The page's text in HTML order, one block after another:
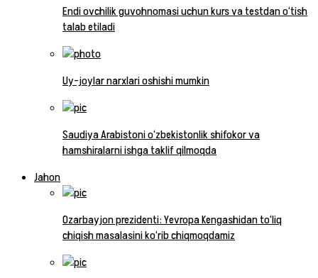
Endi ovchilik guvohnomasi uchun kurs va testdan o‘tish
talab etiladi
Uy-joylar narxlari oshishi mumkin
Saudiya Arabistoni o‘zbekistonlik shifokor va
hamshiralarni ishga taklif qilmoqda
Jahon
Ozarbayjon prezidenti: Yevropa Kengashidan to‘liq
chiqish masalasini ko‘rib chiqmoqdamiz